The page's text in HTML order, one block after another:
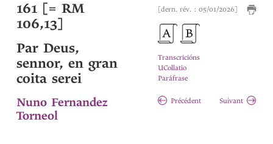
[dern. rév. : 05/01/2026]
Transcricións
UCollatio
Paráfrase
Précédent Suivant
161 [= RM
106,13]
Par Deus,
sennor, en gran
coita serei
Nuno Fernandez
Torneol